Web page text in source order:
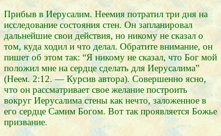
Прибыв в Иерусалим. Неемия потратил три дня на
исследование состояния стен. Он запланировал
дальнейшие свои действия, но никому не сказал о
том, куда ходил и что делал. Обратите внимание, он
пишет об этом так: “Я никому не сказал, что Бог мой
положил мне на сердце сделать для Иерусалима”
(Неем. 2:12. — Курсив автора). Совершенно ясно,
что он рассматривает свое желание построить
вокруг Иерусалима стены как нечто, заложенное в
его сердце Самим Богом. Вот так проявляется Божье
призвание.